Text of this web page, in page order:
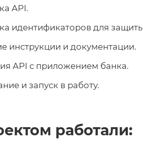
API.
идентификаторов для
инструкции и документации.
API с приложением банка.
и запуск в работу.
работали: